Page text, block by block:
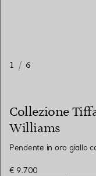
1 / 6
Collezione
Williams
Pendente in oro giallo
€ 9.700